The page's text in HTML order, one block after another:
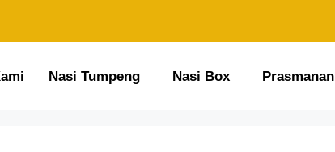
Nasi Tumpeng Nasi Box Prasmanan